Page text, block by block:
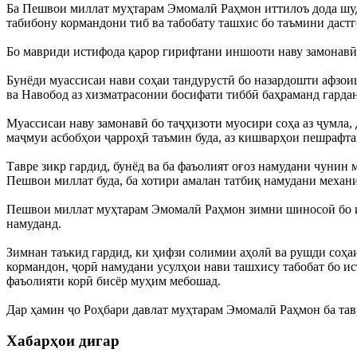
Ба Пешвои миллат муҳтарам Эмомалӣ Раҳмон иттилоъ дода
табибону кормандони тиб ва табобату ташхис бо таъмини
Бо мавриди истифода қарор гирифтани иншооти наву
Бунёди муассисаи нави соҳаи тандурустӣ бо назардошти
ва Навобод аз хизматрасонии босифати тиббӣ баҳраманд
Муассисаи наву замонавӣ бо таҷҳизоти муосири соҳа аз
маҷмуи асбобҳои ҷарроҳӣ таъмин буда, аз кишварҳои
Тавре зикр гардид, бунёд ва ба фаъолият оғоз намудани
Пешвои миллат буда, ба хотири амалан татбиқ намудани
Пешвои миллат муҳтарам Эмомалӣ Раҳмон зимни шиносоӣ бо
намуданд.
Зимнан таъкид гардид, ки ҳифзи солимии аҳолӣ ва рушди
кормандон, ҷорӣ намудани усулҳои нави ташхису табобат бо
фаъолияти корӣ бисёр муҳим мебошад.
Дар ҳамин ҷо Роҳбари давлат муҳтарам Эмомалӣ Раҳмон ба
Хабарҳои дигар